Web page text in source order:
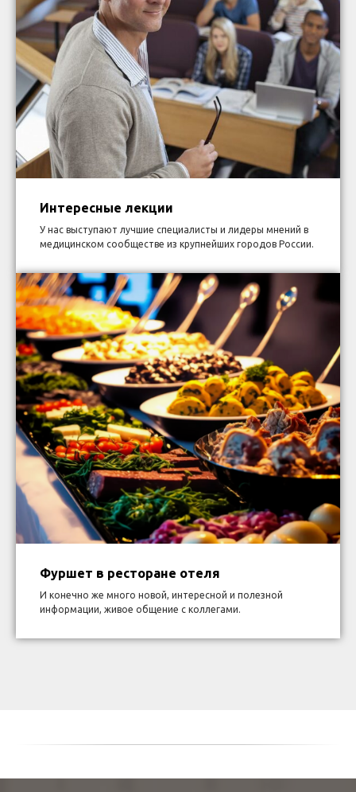
Интересные лекции
У нас выступают лучшие специалисты и лидеры мнений в
медицинском сообществе из крупнейших городов России.
Фуршет в ресторане отеля
И конечно же много новой, интересной и полезной
информации, живое общение с коллегами.